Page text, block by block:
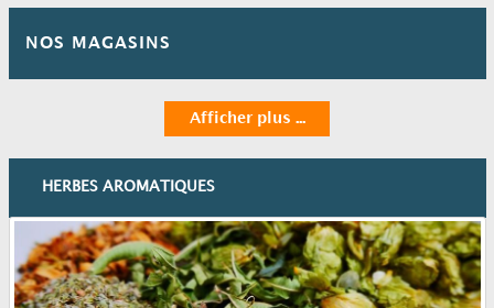
NOS MAGASINS
Afficher plus ...
HERBES AROMATIQUES